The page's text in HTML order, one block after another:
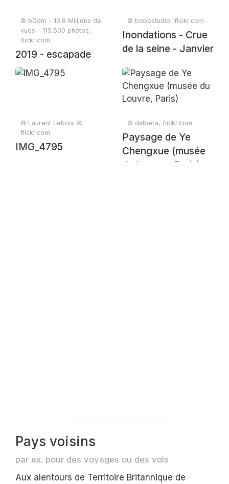
© bDom - 10.8 Millions de
vues - 115.500 photos,
flickr.com
2019 - escapade
hivernale
© bobostudio, flickr.com
Inondations - Crue
de la seine - Janvier
2018
© Laurent Lebois ©,
flickr.com
IMG_4795
© dalbera, flickr.com
Paysage de Ye
Chengxue (musée
du Louvre, Paris)
Pays voisins
par ex. pour des voyages ou des vols
Aux alentours de Territoire Britannique de